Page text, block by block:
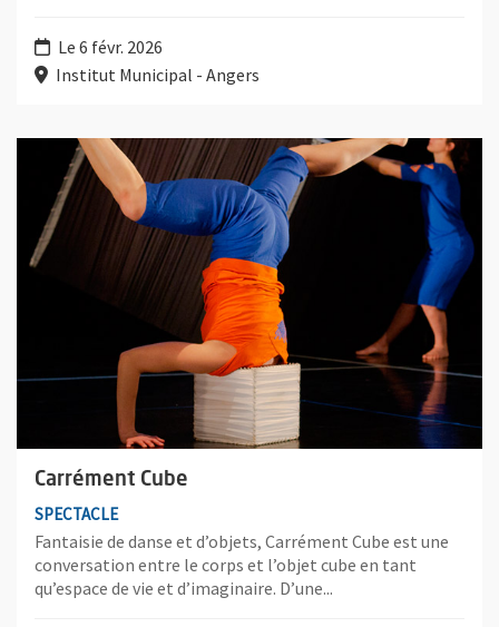
Le 6 févr. 2026
Institut Municipal - Angers
Carrément Cube
SPECTACLE
Fantaisie de danse et d’objets, Carrément Cube est une
conversation entre le corps et l’objet cube en tant
qu’espace de vie et d’imaginaire. D’une...
Plus d'information sur l'évènement : Carrément Cube